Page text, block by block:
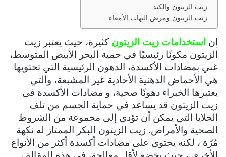
زيت الزيتون والكبد
زيت الزيتون ومرض التهاب الأمعاء
إن استخدامات زيت الزيتون كثيرة، حيث يعتبر زيت
الزيتون مكونًا رئيسيًا في حمية البحر الأبيض المتوسط،
غني بمضادات الأكسدة، الدهون الرئيسية التي تحتويها
هي الأحماض الدهنية الأحادية غير المشبعة، والتي
يعتبرها الخبراء دهونًا صحية، و مضادات الأكسدة في
زيت الزيتون قد يساعد في حماية الجسم من تلف
الخلايا التي يمكن أن تؤدي إلى مجموعة من الشروط
الصحية والأمراض. زيت الزيتون البكر الممتاز له نكهة
مُرّة ، لكنه يحتوي على مضادات أكسدة أكثر من الأنواع